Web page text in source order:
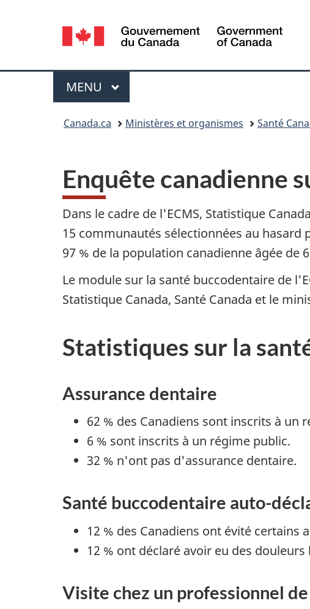
Sélection
de
la
langue
Menu
MENU PRINCIPAL
Canada.ca Ministères et organismes Santé
Enquête canadienne
Dans le cadre de l'ECMS, Statistique
15 communautés sélectionnées au
97 % de la population canadienne âgée de
Le module sur la santé buccodentaire de
Statistique Canada, Santé Canada et le
Statistiques sur la
Assurance dentaire
62 % des Canadiens sont inscrits à un
6 % sont inscrits à un régime public.
32 % n'ont pas d'assurance dentaire.
Santé buccodentaire auto-
12 % des Canadiens ont évité
12 % ont déclaré avoir eu des
Visite chez un professionnel